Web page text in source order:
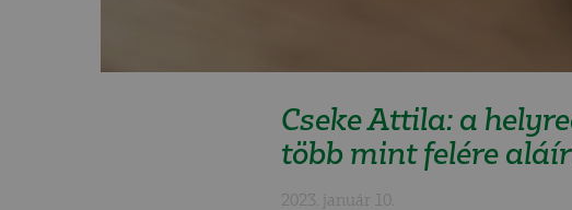
Cseke Attila: a
több mint felére
2023. január 10.